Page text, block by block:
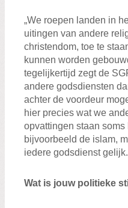
„We roepen landen in
uitingen van andere
christendom, toe te
kunnen worden
tegelijkertijd zegt de
andere godsdiensten
achter de voordeur
hier precies wat we
opvattingen staan
bijvoorbeeld de islam,
iedere godsdienst
Wat is jouw politieke